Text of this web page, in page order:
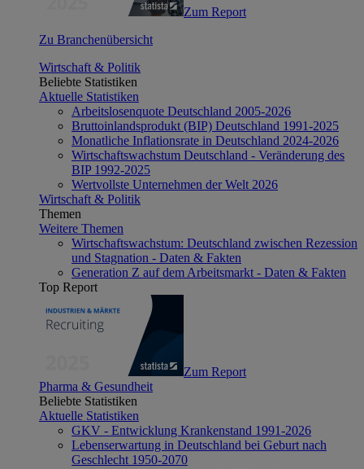
Zum Report
Zu Branchenübersicht
Wirtschaft & Politik
Beliebte Statistiken
Aktuelle Statistiken
Arbeitslosenquote Deutschland 2005-2026
Bruttoinlandsprodukt (BIP) Deutschland 1991-2025
Monatliche Inflationsrate in Deutschland 2024-2026
Wirtschaftswachstum Deutschland - Veränderung des
BIP 1992-2025
Wertvollste Unternehmen der Welt 2026
Wirtschaft & Politik
Themen
Weitere Themen
Wirtschaftswachstum: Deutschland zwischen Rezession
und Stagnation - Daten & Fakten
Generation Z auf dem Arbeitsmarkt - Daten & Fakten
Top Report
Zum Report
Pharma & Gesundheit
Beliebte Statistiken
Aktuelle Statistiken
GKV - Entwicklung Krankenstand 1991-2026
Lebenserwartung in Deutschland bei Geburt nach
Geschlecht 1950-2070